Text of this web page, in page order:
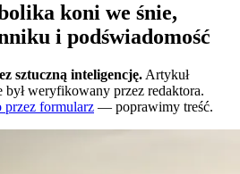
koni we śnie,
i podświadomość
sztuczną inteligencję. Artykuł
był weryfikowany przez redaktora.
przez formularz — poprawimy treść.